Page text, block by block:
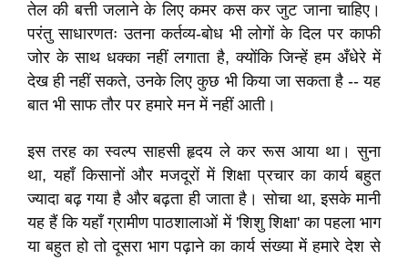
तेल की बत्ती जलाने के लिए कमर कस कर जुट जाना चाहिए।
परंतु साधारणतः उतना कर्तव्य-बोध भी लोगों के दिल पर काफी
जोर के साथ धक्का नहीं लगाता है, क्योंकि जिन्हें हम अँधेरे में
देख ही नहीं सकते, उनके लिए कुछ भी किया जा सकता है -- यह
बात भी साफ तौर पर हमारे मन में नहीं आती।
इस तरह का स्वल्प साहसी हृदय ले कर रूस आया था। सुना
था, यहाँ किसानों और मजदूरों में शिक्षा प्रचार का कार्य बहुत
ज्यादा बढ़ गया है और बढ़ता ही जाता है। सोचा था, इसके मानी
यह हैं कि यहाँ ग्रामीण पाठशालाओं में 'शिशु शिक्षा' का पहला भाग
या बहुत हो तो दूसरा भाग पढ़ाने का कार्य संख्या में हमारे देश से